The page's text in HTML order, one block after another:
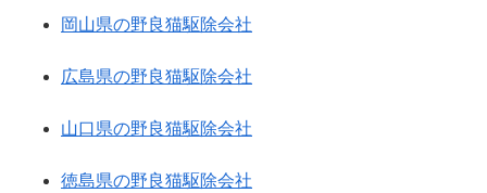
岡山県の野良猫駆除会社
広島県の野良猫駆除会社
山口県の野良猫駆除会社
徳島県の野良猫駆除会社